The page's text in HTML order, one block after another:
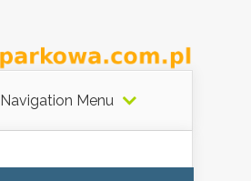
Navigation Menu